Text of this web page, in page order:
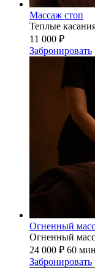
Массаж стоп
Теплые
11 000 ₽
Забронировать
Огненный
Огненный
24 000 ₽ 60 мин
Забронировать